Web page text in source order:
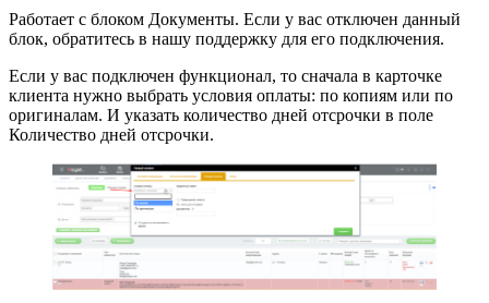
Работает с блоком Документы. Если у вас отключен данный
блок, обратитесь в нашу поддержку для его подключения.
Если у вас подключен функционал, то сначала в карточке
клиента нужно выбрать условия оплаты: по копиям или по
оригиналам. И указать количество дней отсрочки в поле
Количество дней отсрочки.